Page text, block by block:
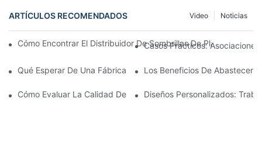
ARTÍCULOS RECOMENDADOS Noticias
Video
Cómo Encontrar El Distribuidor De Sombrillas De Playa
Casos Prácticos:
Qué Esperar De Una Fábrica Líder De Sillones Para Exteriores
Los Beneficios De
Cómo Evaluar La Calidad De Una Fábrica De Sillones De
Diseños Personalizados: